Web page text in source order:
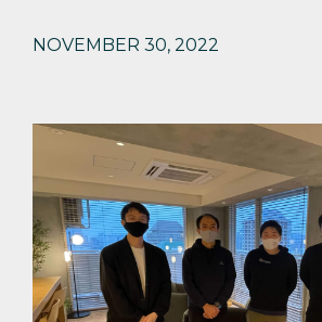
NOVEMBER 30, 2022